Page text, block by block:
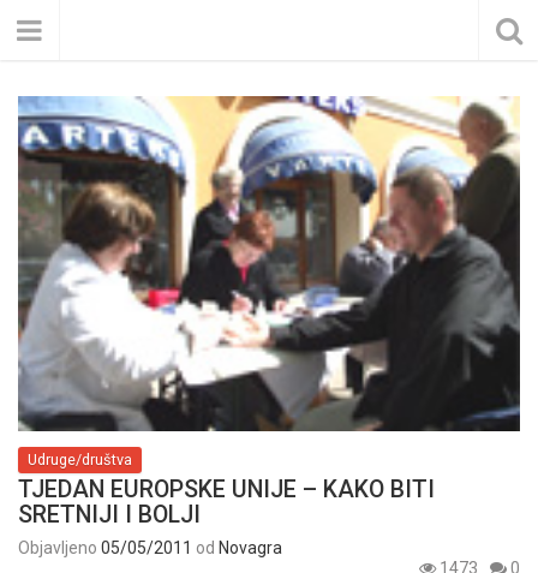
Udruge/društva
TJEDAN EUROPSKE UNIJE – KAKO BITI
SRETNIJI I BOLJI
Objavljeno 05/05/2011 od Novagra
1473
0